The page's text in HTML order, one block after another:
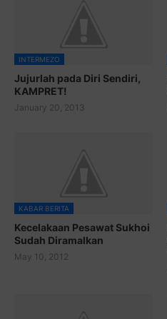
INTERMEZO
Jujurlah pada Diri Sendiri,
KAMPRET!
January 20, 2013
KABAR BERITA
Kecelakaan Pesawat Sukhoi
Sudah Diramalkan
May 10, 2012